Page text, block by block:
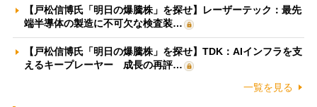
【戸松信博氏「明日の爆騰株」を探せ】レーザーテック：最先
端半導体の製造に不可欠な検査装…
【戸松信博氏「明日の爆騰株」を探せ】TDK：AIインフラを支
えるキープレーヤー 成長の再評…
一覧を見る